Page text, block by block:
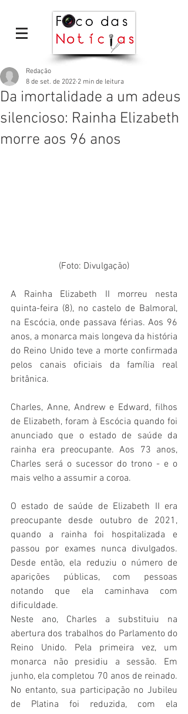
Da imortalidade a um adeus
silencioso: Rainha Elizabeth
morre aos 96 anos
Redação
8 de set. de 2022 2 min de leitura
(Foto: Divulgação)
A Rainha Elizabeth II morreu nesta
quinta-feira (8), no castelo de Balmoral,
na Escócia, onde passava férias. Aos 96
anos, a monarca mais longeva da história
do Reino Unido teve a morte confirmada
pelos canais oficiais da família real
britânica.
Charles, Anne, Andrew e Edward, filhos
de Elizabeth, foram à Escócia quando foi
anunciado que o estado de saúde da
rainha era preocupante. Aos 73 anos,
Charles será o sucessor do trono - e o
mais velho a assumir a coroa.
O estado de saúde de Elizabeth II era
preocupante desde outubro de 2021,
quando a rainha foi hospitalizada e
passou por exames nunca divulgados.
Desde então, ela reduziu o número de
aparições públicas, com pessoas
notando que ela caminhava com
dificuldade.
Neste ano, Charles a substituiu na
abertura dos trabalhos do Parlamento do
Reino Unido. Pela primeira vez, um
monarca não presidiu a sessão. Em
junho, ela completou 70 anos de reinado.
No entanto, sua participação no Jubileu
de Platina foi reduzida, com ela